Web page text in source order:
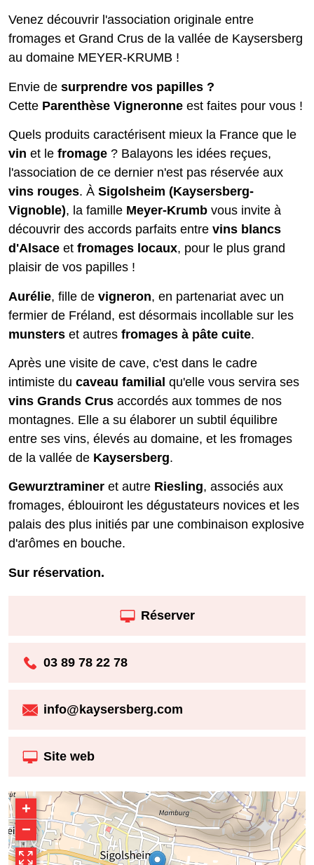
Venez découvrir l'association originale entre
fromages et Grand Crus de la vallée de Kaysersberg
au domaine MEYER-KRUMB !
Envie de surprendre vos papilles ?
Cette Parenthèse Vigneronne est faites pour vous !
Quels produits caractérisent mieux la France que le
vin et le fromage ? Balayons les idées reçues,
l'association de ce dernier n'est pas réservée aux
vins rouges. À Sigolsheim (Kaysersberg-
Vignoble), la famille Meyer-Krumb vous invite à
découvrir des accords parfaits entre vins blancs
d'Alsace et fromages locaux, pour le plus grand
plaisir de vos papilles !
Aurélie, fille de vigneron, en partenariat avec un
fermier de Fréland, est désormais incollable sur les
munsters et autres fromages à pâte cuite.
Après une visite de cave, c'est dans le cadre
intimiste du caveau familial qu'elle vous servira ses
vins Grands Crus accordés aux tommes de nos
montagnes. Elle a su élaborer un subtil équilibre
entre ses vins, élevés au domaine, et les fromages
de la vallée de Kaysersberg.
Gewurztraminer et autre Riesling, associés aux
fromages, éblouiront les dégustateurs novices et les
palais des plus initiés par une combinaison explosive
d'arômes en bouche.
Sur réservation.
Réserver
03 89 78 22 78
info@kaysersberg.com
Site web
+
−